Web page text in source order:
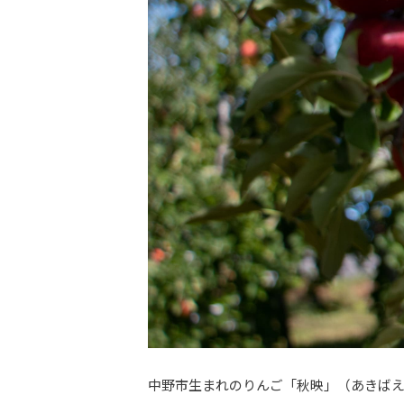
中野市生まれのりんご「秋映」（あきば